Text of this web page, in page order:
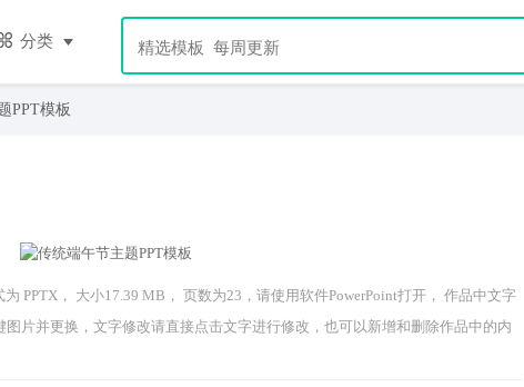
分类
PPT模板
PPTX， 大小17.39 MB， 页数为23，请使用软件PowerPoint打开， 作品中文字
片并更换，文字修改请直接点击文字进行修改，也可以新增和删除作品中的内